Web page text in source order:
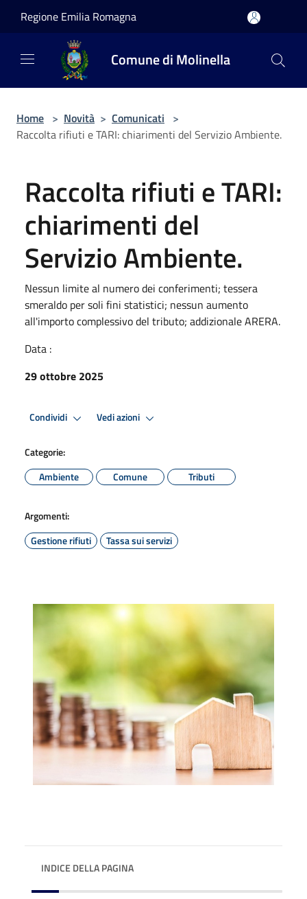
Regione Emilia Romagna
Comune di Molinella
Home > Novità > Comunicati >
Raccolta rifiuti e TARI: chiarimenti del Servizio Ambiente.
Raccolta rifiuti e TARI:
chiarimenti del
Servizio Ambiente.
Nessun limite al numero dei conferimenti; tessera
smeraldo per soli fini statistici; nessun aumento
all'importo complessivo del tributo; addizionale ARERA.
Data :
29 ottobre 2025
Condividi Vedi azioni
Categorie:
Ambiente
Comune Tributi
Argomenti:
Gestione rifiuti
Tassa sui servizi
INDICE DELLA PAGINA